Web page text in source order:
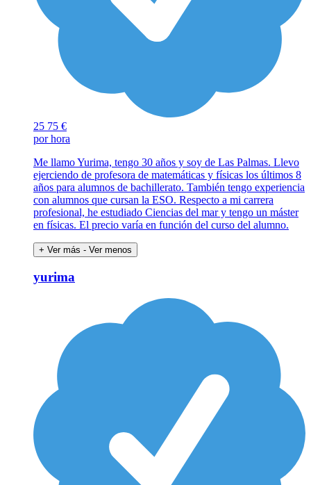
25 75 €
por hora
Me llamo Yurima, tengo 30 años y soy de Las Palmas. Llevo
ejerciendo de profesora de matemáticas y físicas los últimos 8
años para alumnos de bachillerato. También tengo experiencia
con alumnos que cursan la ESO. Respecto a mi carrera
profesional, he estudiado Ciencias del mar y tengo un máster
en físicas. El precio varía en función del curso del alumno.
+ Ver más - Ver menos
yurima